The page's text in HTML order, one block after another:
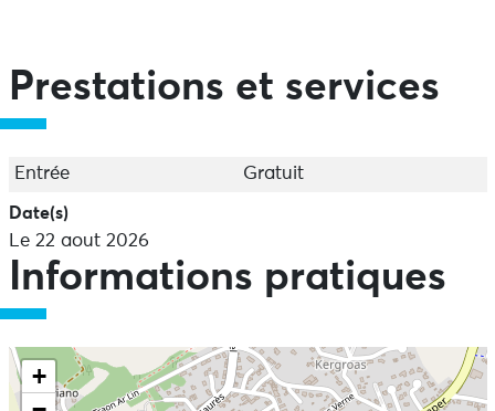
Prestations et services
Entrée Gratuit
Date(s)
Le 22 aout 2026
Informations pratiques
+